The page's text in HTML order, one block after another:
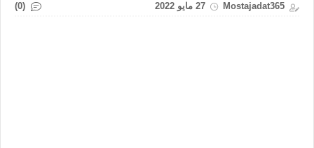
Mostajadat365 27 مايو 2022 (0)